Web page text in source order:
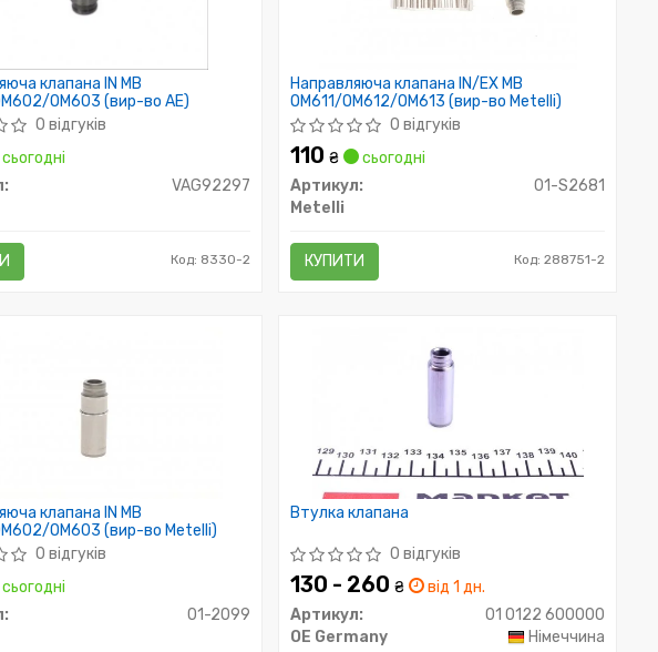
клапана IN MB
OM603 (вир-во AE)
0 відгуків
сьогодні
VAG92297
Код: 8330-2
Направляюча клапана IN/EX MB
OM611/OM612/OM613 (вир-во Metelli)
0 відгуків
110₴
сьогодні
Артикул:
01-S2681
Metelli
КУПИТИ Код: 288751-2
клапана IN MB
OM603 (вир-во Metelli)
0 відгуків
сьогодні
01-2099
Втулка клапана
0 відгуків
130 - 260₴
від 1 дн.
Артикул:
01 0122 600000
OE Germany
Німеччина